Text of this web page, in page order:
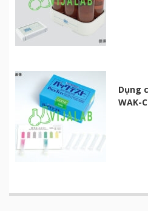
Dụng
WAK-